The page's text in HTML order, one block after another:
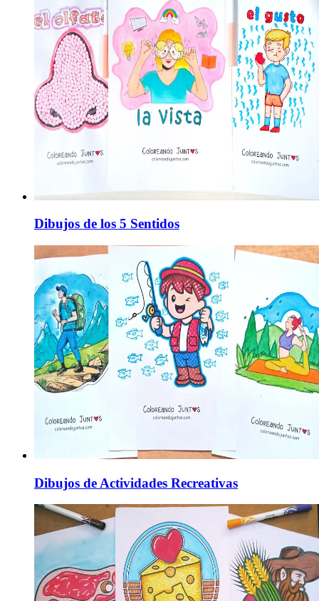
Dibujos de los 5 Sentidos
Dibujos de Actividades Recreativas